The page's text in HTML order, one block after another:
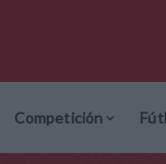
Competición